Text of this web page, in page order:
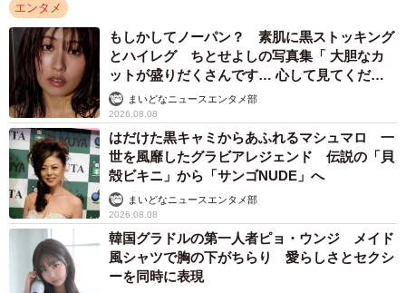
エンタメ
もしかしてノーパン？ 素肌に黒ストッキング
とハイレグ ちとせよしの写真集「 大胆なカ
ットが盛りだくさんです… 心して見てくださ
い」まいどなニュースエンタメ部
2026.08.08
はだけた黒キャミからあふれるマシュマロ 一
世を風靡したグラビアレジェンド 伝説の「貝
殻ビキニ」から「サンゴNUDE」へ
まいどなニュースエンタメ部
2026.08.08
韓国グラドルの第一人者ピョ・ウンジ メイド
風シャツで胸の下がちらり 愛らしさとセクシ
ーを同時に表現